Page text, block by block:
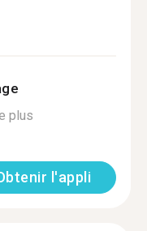
plus
l'appli